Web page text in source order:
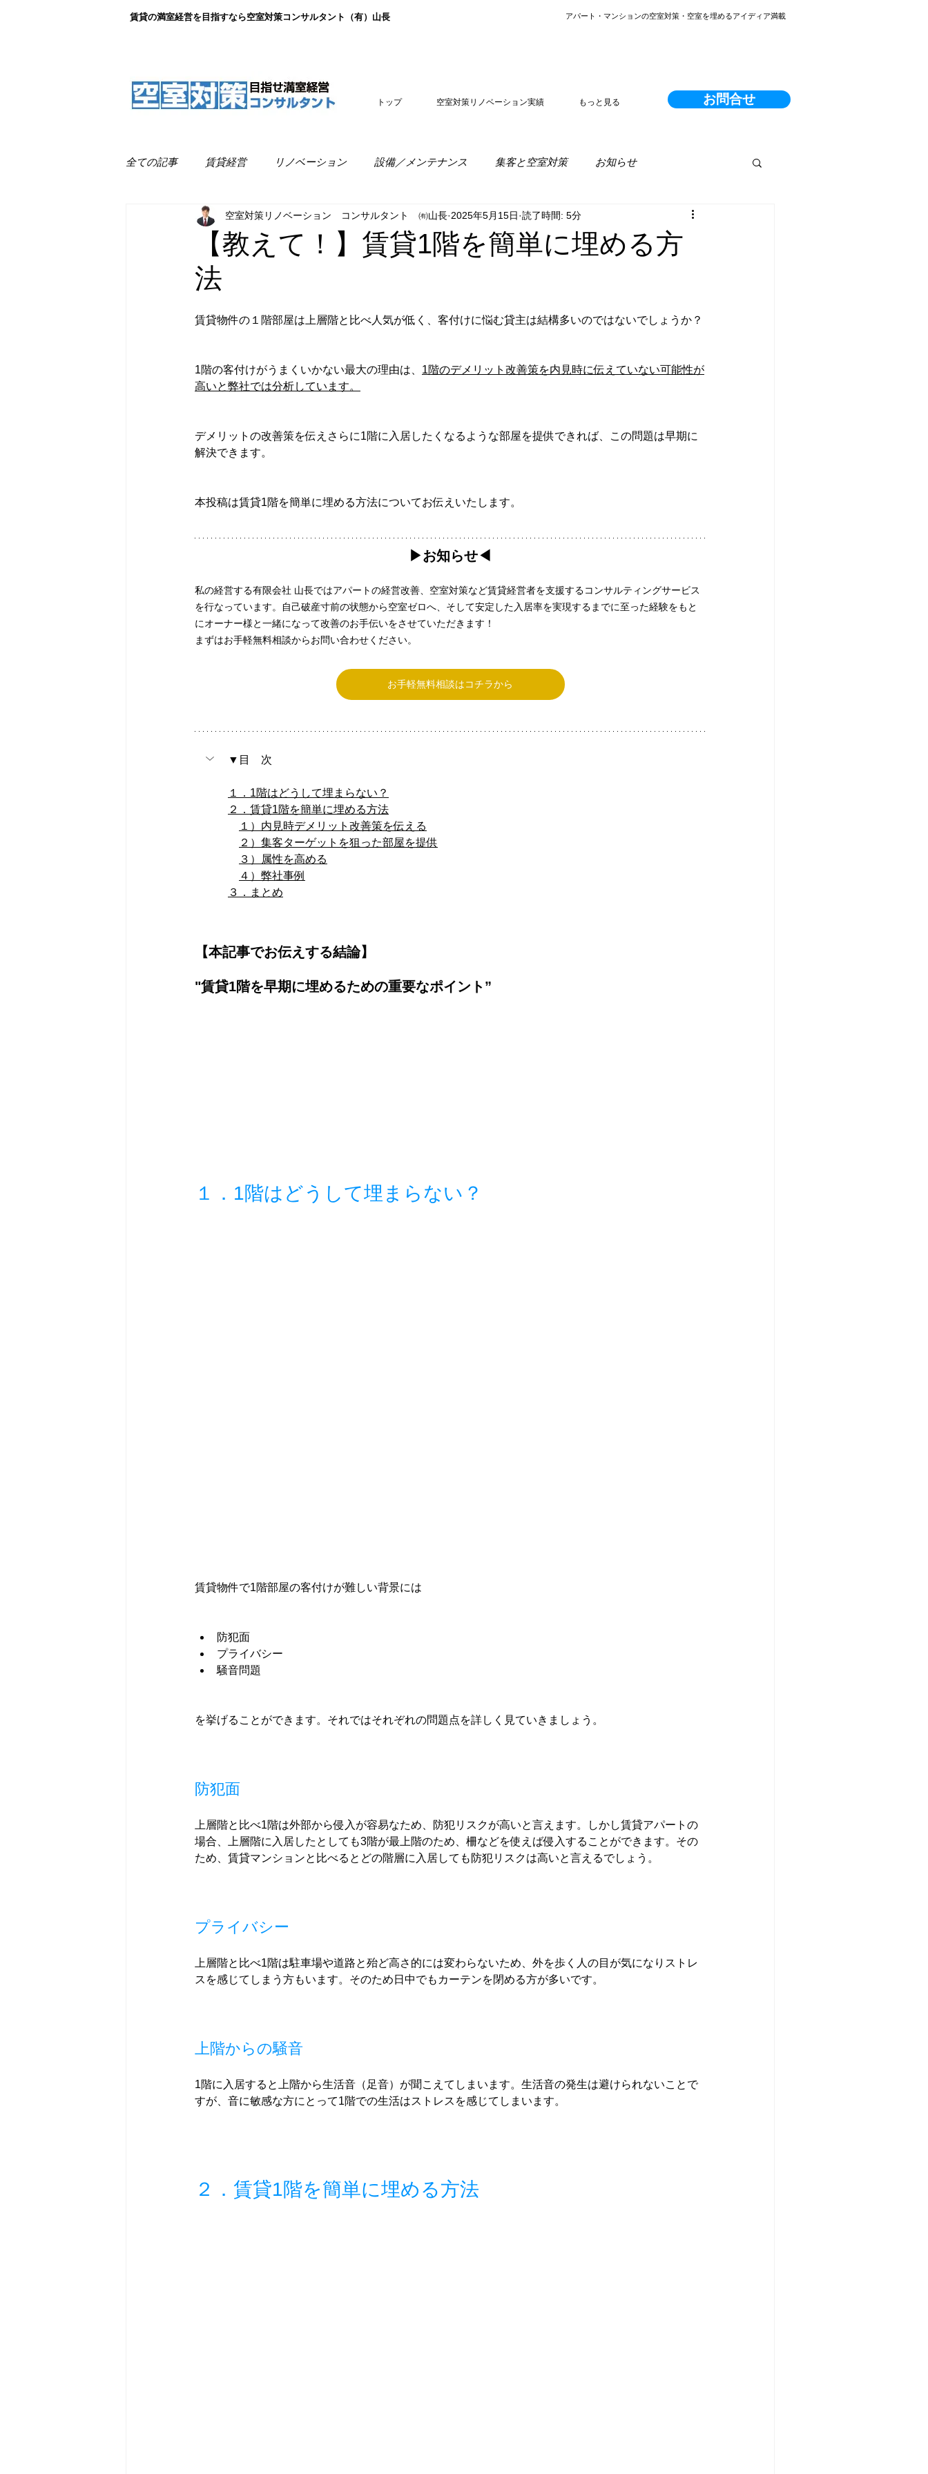
賃貸の満室経営を目指すなら空室対策コンサルタント（有）山長 ​アパート・マンションの空室対策・空室を埋めるアイディア満載
トップ 空室対策リノベーション実績 もっと見る お問合せ
全ての記事 賃貸経営 リノベーション 設備／メンテナンス 集客と空室対策 お知らせ
リノベーション事例紹介 満室経営 リノベーションの疑問
【教えて！】賃貸1階を簡単に埋める方
法
空室対策リノベーション コンサルタント ㈲山長 2025年5月15日 読了時間: 5分
賃貸物件の１階部屋は上層階と比べ人気が低く、客付けに悩む貸主は結構多いのではないでしょうか？
1階の客付けがうまくいかない最大の理由は、 1階のデメリット改善策を内見時に伝えていない可能性が
高いと弊社では分析しています。
デメリットの改善策を伝えさらに1階に入居したくなるような部屋を提供できれば、この問題は早期に
解決できます。
本投稿は賃貸1階を簡単に埋める方法についてお伝えいたします。
▶︎お知らせ◀︎
私の経営する有限会社 山長ではアパートの経営改善、空室対策など賃貸経営者を支援するコンサルティングサービス
を行なっています。自己破産寸前の状態から空室ゼロへ、そして安定した入居率を実現するまでに至った経験をもと
にオーナー様と一緒になって改善のお手伝いをさせていただきます！
まずはお手軽無料相談からお問い合わせください。
お手軽無料相談はコチラから
▼目　次
１．1階はどうして埋まらない？
２．賃貸1階を簡単に埋める方法
１）内見時デメリット改善策を伝える
２）集客ターゲットを狙った部屋を提供
３）属性を高める
４）弊社事例
３．まとめ
【本記事でお伝えする結論】
"賃貸1階を早期に埋めるための重要なポイント”
１．1階はどうして埋まらない？
賃貸物件で1階部屋の客付けが難しい背景には
防犯面
プライバシー
騒音問題
を挙げることができます。それではそれぞれの問題点を詳しく見ていきましょう。
防犯面
上層階と比べ1階は外部から侵入が容易なため、防犯リスクが高いと言えます。しかし賃貸アパートの
場合、上層階に入居したとしても3階が最上階のため、柵などを使えば侵入することができます。その
ため、賃貸マンションと比べるとどの階層に入居しても防犯リスクは高いと言えるでしょう。
プライバシー
上層階と比べ1階は駐車場や道路と殆ど高さ的には変わらないため、外を歩く人の目が気になりストレ
スを感じてしまう方もいます。そのため日中でもカーテンを閉める方が多いです。
上階からの騒音
1階に入居すると上階から生活音（足音）が聞こえてしまいます。生活音の発生は避けられないことで
すが、音に敏感な方にとって1階での生活はストレスを感じてしまいます。
２．賃貸1階を簡単に埋める方法